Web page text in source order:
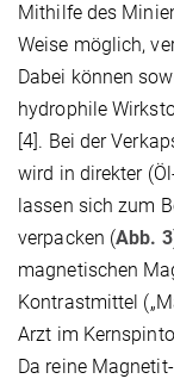
Mithilfe des
Weise möglich,
Dabei können
hydrophile
[4]. Bei der
wird in direkter
lassen sich zum
verpacken (Abb. 3
magnetischen
Kontrastmittel
Arzt im
Da reine